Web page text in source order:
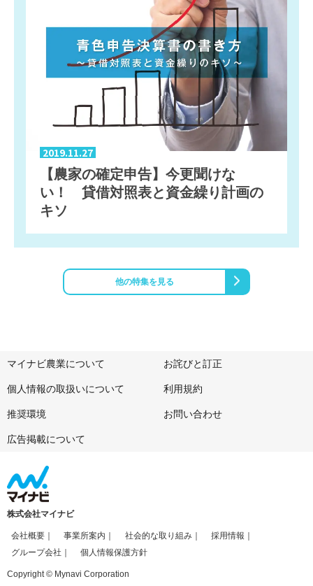
2019.11.27
【農家の確定申告】今更聞けな
い！ 貸借対照表と資金繰り計画の
キソ
他の特集を見る
マイナビ農業について お詫びと訂正
個人情報の取扱いについて 利用規約
推奨環境 お問い合わせ
広告掲載について
株式会社マイナビ
会社概要 事業所案内 社会的な取り組み
採用情報
グループ会社
個人情報保護方針
Copyright © Mynavi Corporation